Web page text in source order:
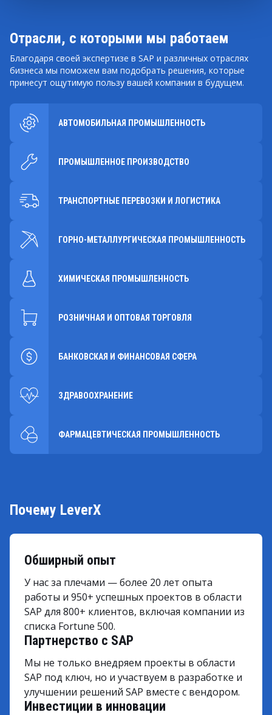
Отрасли, с которыми мы работаем
Благодаря своей экспертизе в SAP и различных отраслях
бизнеса мы поможем вам подобрать решения, которые
принесут ощутимую пользу вашей компании в будущем.
АВТОМОБИЛЬНАЯ ПРОМЫШЛЕННОСТЬ
ПРОМЫШЛЕННОЕ ПРОИЗВОДСТВО
ТРАНСПОРТНЫЕ ПЕРЕВОЗКИ И ЛОГИСТИКА
ГОРНО-МЕТАЛЛУРГИЧЕСКАЯ ПРОМЫШЛЕННОСТЬ
ХИМИЧЕСКАЯ ПРОМЫШЛЕННОСТЬ
РОЗНИЧНАЯ И ОПТОВАЯ ТОРГОВЛЯ
БАНКОВСКАЯ И ФИНАНСОВАЯ СФЕРА
ЗДРАВООХРАНЕНИЕ
ФАРМАЦЕВТИЧЕСКАЯ ПРОМЫШЛЕННОСТЬ
Почему LeverX
Обширный опыт
У нас за плечами — более 20 лет опыта
работы и 950+ успешных проектов в области
SAP для 800+ клиентов, включая компании из
списка Fortune 500.
Партнерство с SAP
Мы не только внедряем проекты в области
SAP под ключ, но и участвуем в разработке и
улучшении решений SAP вместе с вендором.
Инвестиции в инновации